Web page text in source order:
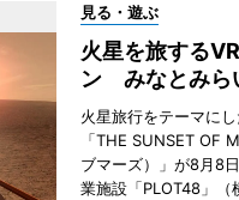
見る・遊ぶ
火星を旅する
ン みなとみら
火星旅行をテーマに
「THE SUNSET OF
ブマーズ）」が8月8
業施設「PLOT48」（